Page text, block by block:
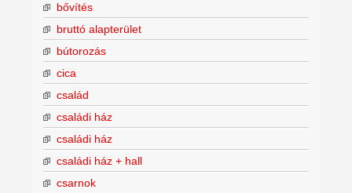
bővítés
bruttó alapterület
bútorozás
cica
család
családi ház
családi ház
családi ház + hall
csarnok